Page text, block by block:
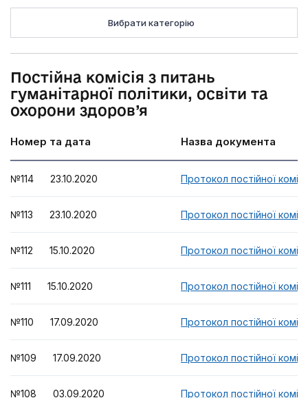
Вибрати категорію
Постійна комісія з питань
гуманітарної політики, освіти та
охорони здоров’я
Номер та дата Назва документа
№114 23.10.2020 Протокол постійної
№113 23.10.2020 Протокол постійної
№112 15.10.2020 Протокол постійної
№111 15.10.2020 Протокол постійної
№110 17.09.2020 Протокол постійної
№109 17.09.2020 Протокол постійної
№108 03.09.2020 Протокол постійної